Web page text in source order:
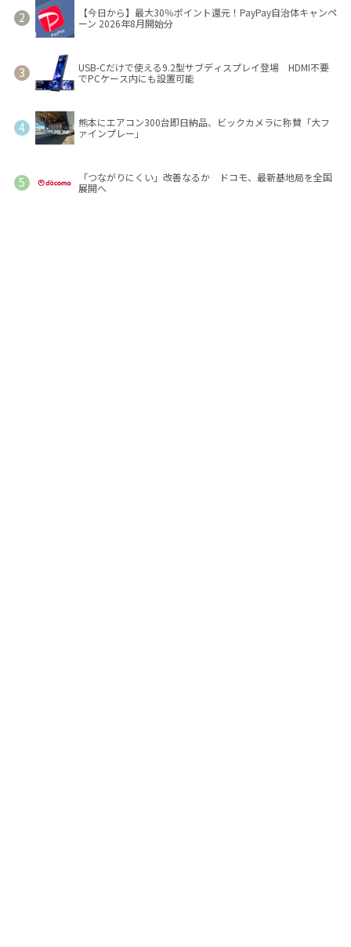
【今日から】最大30％ポイント還元！PayPay自治体キャンペ
ーン 2026年8月開始分
USB-Cだけで使える9.2型サブディスプレイ登場 HDMI不要
でPCケース内にも設置可能
熊本にエアコン300台即日納品、ビックカメラに称賛「大フ
ァインプレー」
「つながりにくい」改善なるか ドコモ、最新基地局を全国
展開へ